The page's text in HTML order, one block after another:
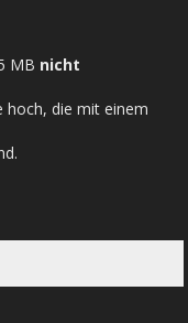
MB nicht
hoch, die mit einem